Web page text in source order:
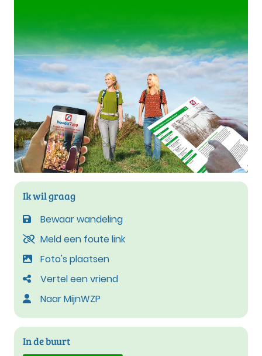
Ik wil graag
Bewaar wandeling
Meld een foute link
Foto's plaatsen
Vertel een vriend
Naar MijnWZP
In de buurt